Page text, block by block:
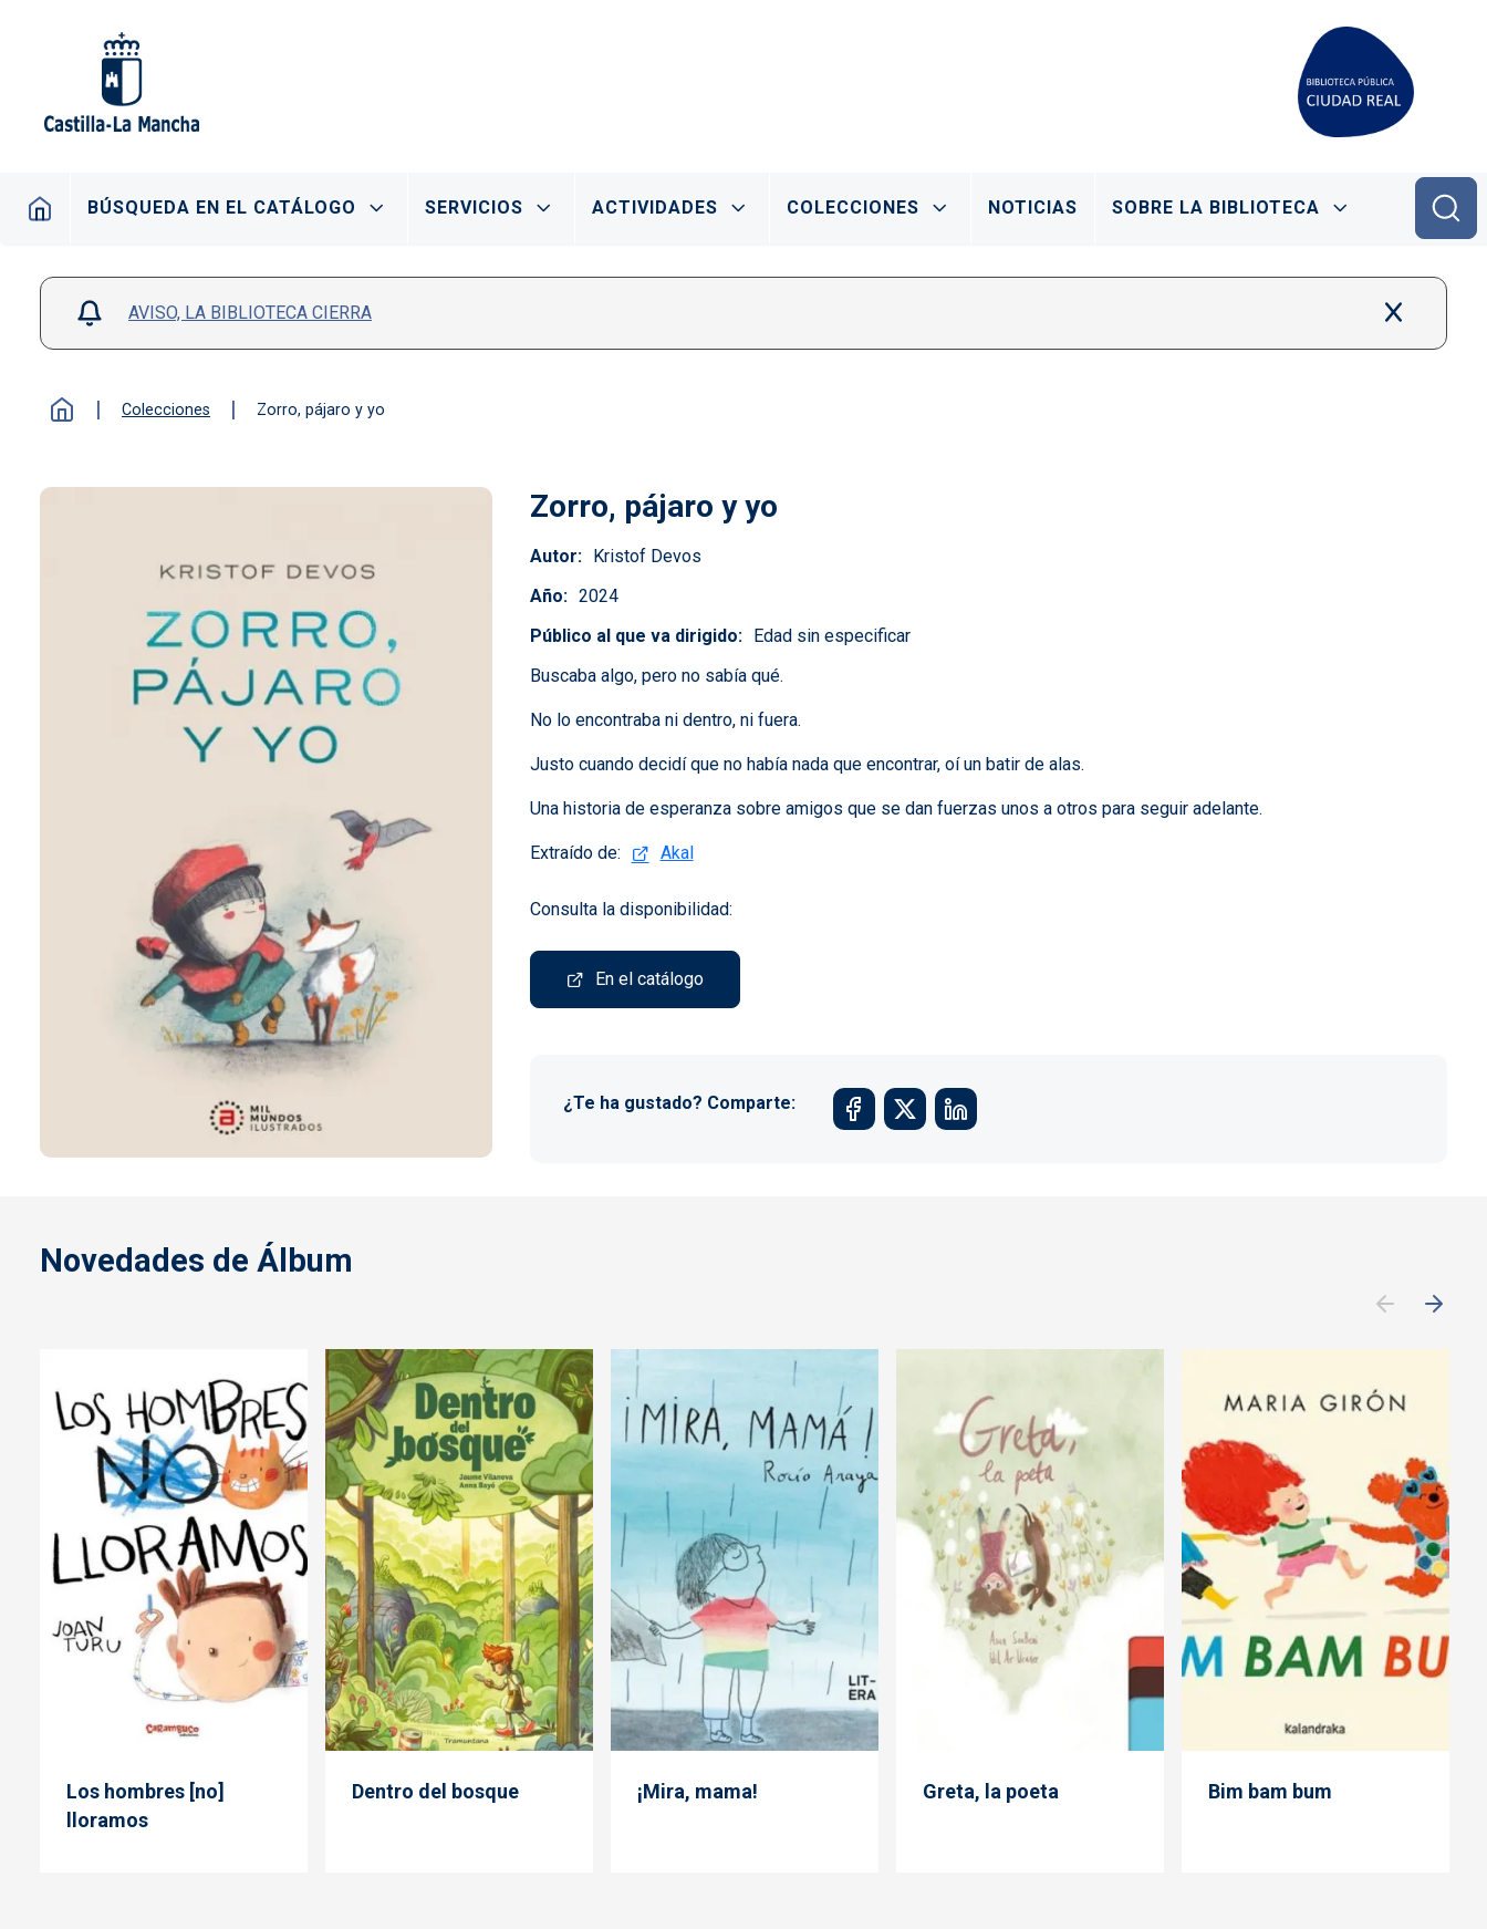
Navegación principal
BÚSQUEDA EN EL CATÁLOGO SERVICIOS ACTIVIDADES COLECCIONES NOTICIAS SOBRE LA BIBLIOTECA
AVISO, LA BIBLIOTECA CIERRA
Colecciones Zorro, pájaro y yo
Zorro, pájaro y yo
Autor
Kristof Devos
Año
2024
Público al que va dirigido
Edad sin especificar
Buscaba algo, pero no sabía qué.
No lo encontraba ni dentro, ni fuera.
Justo cuando decidí que no había nada que encontrar, oí un batir de alas.
Una historia de esperanza sobre amigos que se dan fuerzas unos a otros para seguir adelante.
Extraído de: Akal
Consulta la disponibilidad:
En el catálogo
¿Te ha gustado? Comparte:
Novedades de Álbum
Los hombres [no]
lloramos
Dentro del bosque ¡Mira, mama! Greta, la poeta Bim bam bum